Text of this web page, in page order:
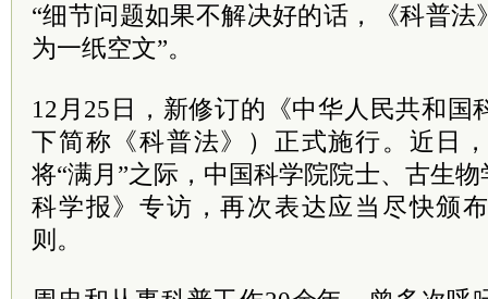
“细节问题如果不解决好的话，《科普
为一纸空文”。
12月25日，新修订的《中华人民共和国
下简称《科普法》）正式施行。近日
将“满月”之际，中国科学院院士、古生
科学报》专访，再次表达应当尽快颁
则。